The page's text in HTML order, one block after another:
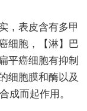
，表皮含有多甲
细胞，【淋】巴
平癌细胞有抑制
细胞膜和酶以及
成而起作用。